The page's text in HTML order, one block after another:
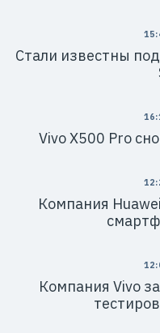
Стали известны
Vivo X500 Pro
Компания
Компания Vivo